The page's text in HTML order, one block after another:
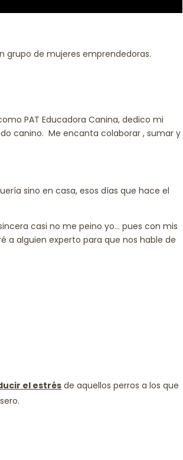
grupo de mujeres emprendedoras.
PAT Educadora Canina, dedico mi
canino. Me encanta colaborar , sumar y
sino en casa, esos días que hace el
casi no me peino yo… pues con mis
a alguien experto para que nos hable de
el estrés de aquellos perros a los que